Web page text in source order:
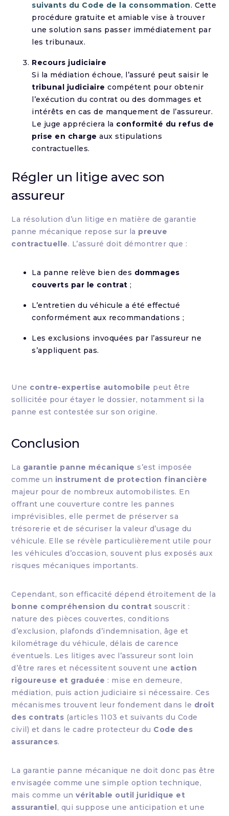
suivants du Code de la consommation. Cette
procédure gratuite et amiable vise à trouver
une solution sans passer immédiatement par
les tribunaux.
Recours judiciaire
Si la médiation échoue, l’assuré peut saisir le
tribunal judiciaire compétent pour obtenir
l’exécution du contrat ou des dommages et
intérêts en cas de manquement de l’assureur.
Le juge appréciera la conformité du refus de
prise en charge aux stipulations
contractuelles.
Régler un litige avec son
assureur
La résolution d’un litige en matière de garantie
panne mécanique repose sur la preuve
contractuelle. L’assuré doit démontrer que :
La panne relève bien des dommages
couverts par le contrat ;
L’entretien du véhicule a été effectué
conformément aux recommandations ;
Les exclusions invoquées par l’assureur ne
s’appliquent pas.
Une contre-expertise automobile peut être
sollicitée pour étayer le dossier, notamment si la
panne est contestée sur son origine.
Conclusion
La garantie panne mécanique s’est imposée
comme un instrument de protection financière
majeur pour de nombreux automobilistes. En
offrant une couverture contre les pannes
imprévisibles, elle permet de préserver sa
trésorerie et de sécuriser la valeur d’usage du
véhicule. Elle se révèle particulièrement utile pour
les véhicules d’occasion, souvent plus exposés aux
risques mécaniques importants.
Cependant, son efficacité dépend étroitement de la
bonne compréhension du contrat souscrit :
nature des pièces couvertes, conditions
d’exclusion, plafonds d’indemnisation, âge et
kilométrage du véhicule, délais de carence
éventuels. Les litiges avec l’assureur sont loin
d’être rares et nécessitent souvent une action
rigoureuse et graduée : mise en demeure,
médiation, puis action judiciaire si nécessaire. Ces
mécanismes trouvent leur fondement dans le droit
des contrats (articles 1103 et suivants du Code
civil) et dans le cadre protecteur du Code des
assurances.
La garantie panne mécanique ne doit donc pas être
envisagée comme une simple option technique,
mais comme unvéritable outil juridique et
assurantiel, qui suppose une anticipation et une